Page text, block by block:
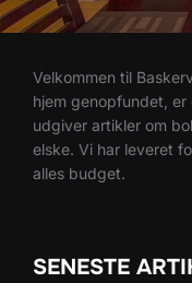
Velkommen til
hjem genopfundet,
udgiver artikler om
elske. Vi har leveret
alles budget.
SENESTE